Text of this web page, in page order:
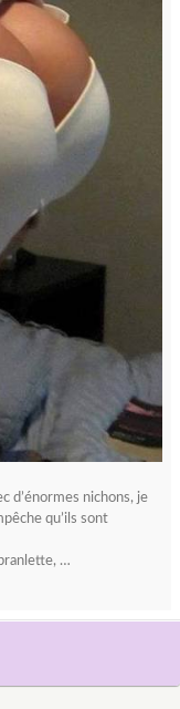
d’énormes nichons, je
qu’ils sont
…